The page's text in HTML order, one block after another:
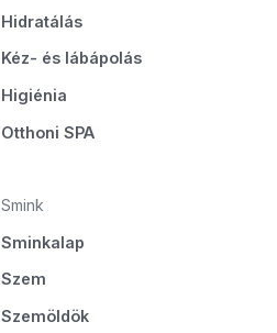
Hidratálás
Kéz- és lábápolás
Higiénia
Otthoni SPA
Smink
Sminkalap
Szem
Szemöldök